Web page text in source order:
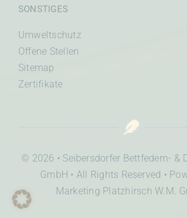
SONSTIGES
Umweltschutz
Offene Stellen
Sitemap
Zertifikate
© 2026 • Seibersdorfer Bettfedern- &
GmbH • All Rights Reserved •
Marketing Platzhirsch W.M.